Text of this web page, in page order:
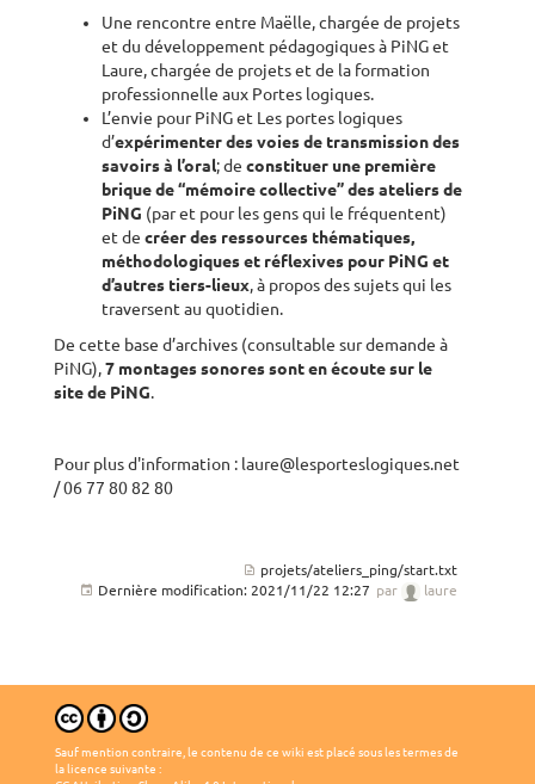
Une rencontre entre Maëlle, chargée de projets
et du développement pédagogiques à PiNG et
Laure, chargée de projets et de la formation
professionnelle aux Portes logiques.
L’envie pour PiNG et Les portes logiques
d’expérimenter des voies de transmission des
savoirs à l’oral; de constituer une première
brique de “mémoire collective” des ateliers de
PiNG (par et pour les gens qui le fréquentent)
et de créer des ressources thématiques,
méthodologiques et réflexives pour PiNG et
d’autres tiers-lieux, à propos des sujets qui les
traversent au quotidien.
De cette base d’archives (consultable sur demande à
PiNG),7 montages sonores sont en écoute sur le
site de PiNG.
Pour plus d'information : laure@lesporteslogiques.net
/ 06 77 80 82 80
projets/ateliers_ping/start.txt
Dernière modification: 2021/11/22 12:27 par laure
Sauf mention contraire, le contenu de ce wiki est placé sous les termes de
la licence suivante :